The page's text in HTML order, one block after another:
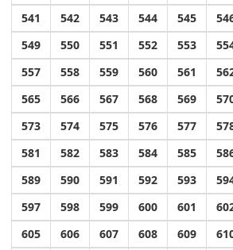
541
542 543 544 545
549
550 551 552 553
557
558 559 560 561
565
566 567 568 569
573
574 575 576 577
581
582 583 584 585
589
590 591 592 593
597
598 599 600 601
605
606 607 608 609